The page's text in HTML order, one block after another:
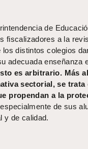
de
fiscalizadores a la
distintos colegios
adecuada enseñanza
es arbitrario. Más
sectorial, se trata
propendan a la
especialmente de sus
y de calidad.